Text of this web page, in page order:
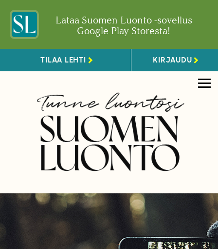
Lataa Suomen Luonto -sovellus
Google Play Storesta!
TILAA LEHTI KIRJAUDU